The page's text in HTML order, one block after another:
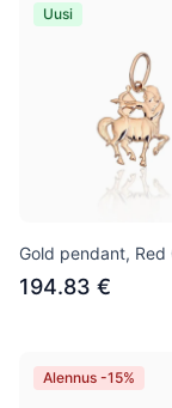
Uusi
Gold pendant, Red
194.83 €
Alennus -15%